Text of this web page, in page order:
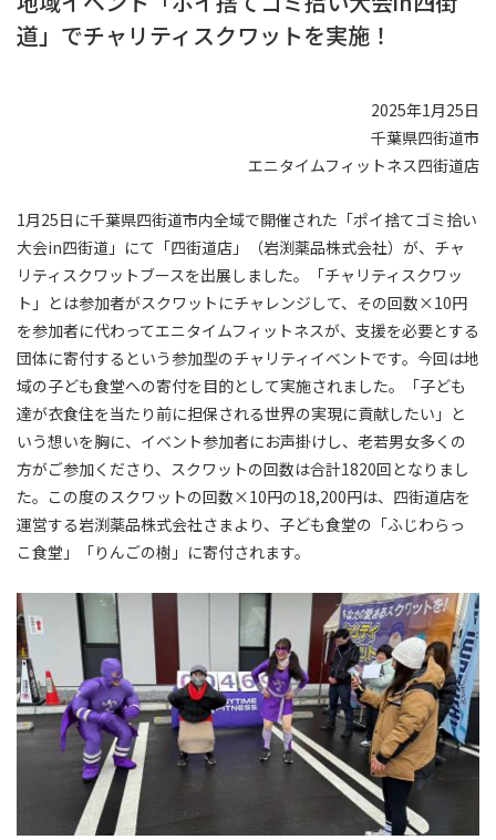
道」でチャリティスクワットを実施！
2025年1月25日
千葉県四街道市
エニタイムフィットネス四街道店
1月25日に千葉県四街道市内全域で開催された「ポイ捨てゴミ拾い
大会in四街道」にて「四街道店」（岩渕薬品株式会社）が、チャ
リティスクワットブースを出展しました。「チャリティスクワッ
ト」とは参加者がスクワットにチャレンジして、その回数×10円
を参加者に代わってエニタイムフィットネスが、支援を必要とする
団体に寄付するという参加型のチャリティイベントです。今回は地
域の子ども食堂への寄付を目的として実施されました。「子ども
達が衣食住を当たり前に担保される世界の実現に貢献したい」と
いう想いを胸に、イベント参加者にお声掛けし、老若男女多くの
方がご参加くださり、スクワットの回数は合計1820回となりまし
た。この度のスクワットの回数×10円の18,200円は、四街道店を
運営する岩渕薬品株式会社さまより、子ども食堂の「ふじわらっ
こ食堂」「りんごの樹」に寄付されます。